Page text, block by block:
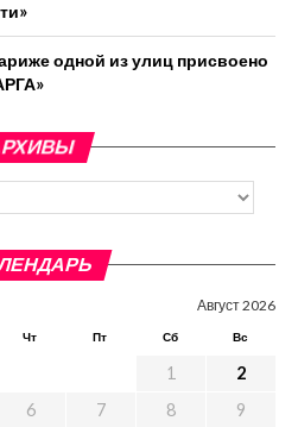
одной из улиц присвоено
Август 2026
Чт Пт Сб Вс
1
2
6 7 8
9